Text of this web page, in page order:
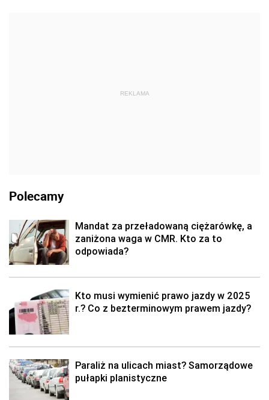
REKLAMA
Polecamy
Mandat za przeładowaną ciężarówkę, a
zaniżona waga w CMR. Kto za to
odpowiada?
Kto musi wymienić prawo jazdy w 2025
r.? Co z bezterminowym prawem jazdy?
Paraliż na ulicach miast? Samorządowe
pułapki planistyczne